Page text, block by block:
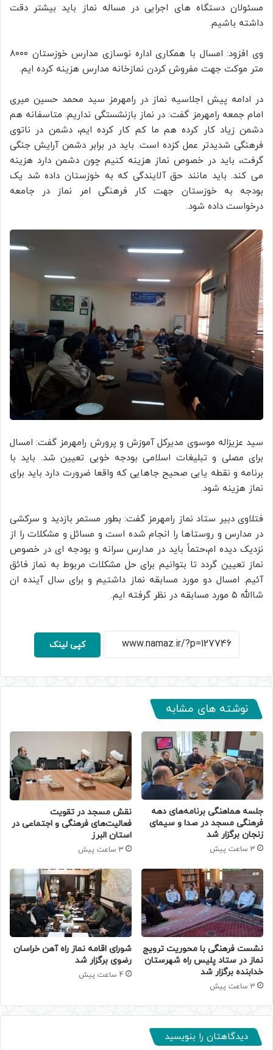
مسئولان دستگاه های اجرایی در مساله نماز باید بیشتر دقت
داشته باشیم.
وی افزود: امسال با همکاری اداره نوسازی مدارس خوزستان ۸۰۰۰
متر موکت جهت مفروش کردن نمازخانه مدارس هزینه کرده ایم.
در ادامه پیش اجلاسیه نماز در رامهرمز سید محمد حسین میری
امام جمعه رامهرمز گفت: در نماز بازنشستگی نداریم. متاسفانه هم
دشمن زیاد کار کرده هم ما کم کار کرده ایم، دشمن در ناتوی
فرهنگی شدیدتر عمل کزده است. باید در برابر دشمن آرایش جنگی
گرفت، باید در خصوص نماز هزینه کنیم چون دشمن دارد هزینه
می کند. باید مانند حق آلایندگی که به خوزستان داده شد یک
بودجه به خوزستان جهت کار فرهنگی امر نماز در جامعه
درخواست داده شود.
سید عزیزاله موسوی مدیرکل آموزش و پرورش رامهرمز گفت: امسال
برای مصلی و تبلیغات اسلامی بودجه خوبی تعیین شد. باید با
برنامه و نقطه یابی صحیح جاهایی که واقعا ضرورت دارد باید برای
نماز هزینه شود.
فتلاوی دبیر ستاد نماز رامهرمز گفت: بطور مستمر بازدید و سرکشی
در مدارس و روستاها را انجام شده است و مسائل و مشکلات را از
نزدیک دیده ام،حتماً باید در مدارس سرانه و بودجه ای در خصوص
نماز تعیین گردد تا بتوانیم برای حل مشکلات مربوط به نماز فائق
آئیم. امسال دو مورد مسابقه نماز داشتیم و برای سال آینده ان
شاالله ۵ مورد مسابقه در نظر گرفته ایم.
کپی لینک
نوشته های مشابه
جلسه هماهنگی برنامه‌های دهه
فرهنگی مسجد در صدا و سیمای
زنجان برگزار شد
3 ساعت پیش
نقش مسجد در تقویت
فعالیت‌های فرهنگی و اجتماعی در
استان البرز
3 ساعت پیش
نشست فرهنگی با محوریت ترویج
نماز در ستاد پلیس راه شهرستان
خدابنده برگزار شد
3 ساعت پیش
شورای اقامه نماز راه آهن خراسان
رضوی برگزار شد
4 ساعت پیش
دیدگاهتان را بنویسید